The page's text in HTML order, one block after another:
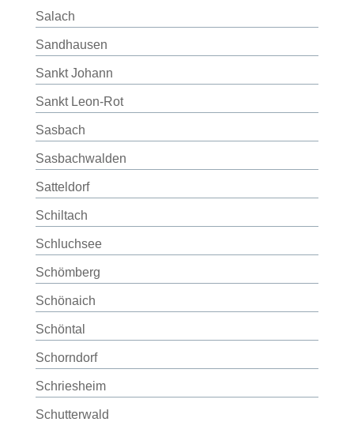
Salach
Sandhausen
Sankt Johann
Sankt Leon-Rot
Sasbach
Sasbachwalden
Satteldorf
Schiltach
Schluchsee
Schömberg
Schönaich
Schöntal
Schorndorf
Schriesheim
Schutterwald